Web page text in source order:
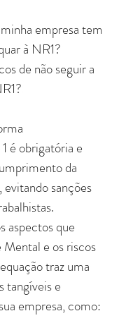
empresa tem
à NR1?
de não seguir a
é obrigatória e
da
sanções
aspectos que
Mental e os riscos
traz uma
tangíveis e
empresa, como: